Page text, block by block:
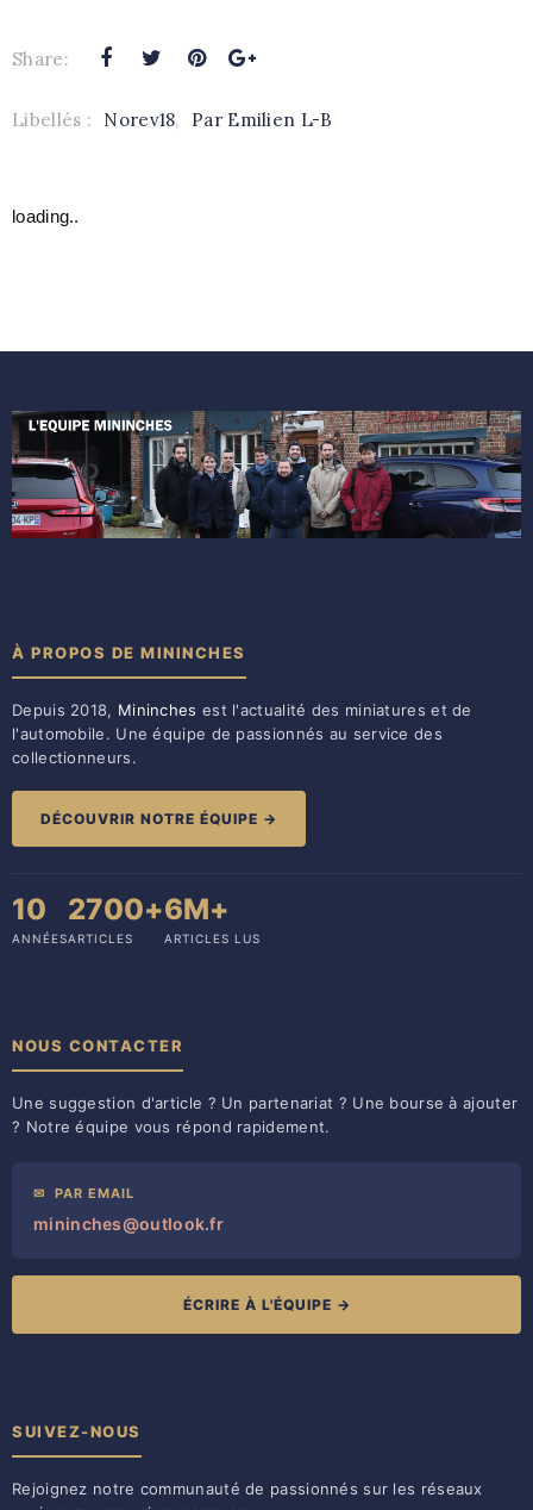
Share:
Libellés : Norev18, Par Emilien L-B
loading..
À PROPOS DE MININCHES
Depuis 2018, Mininches est l'actualité des miniatures et de
l'automobile. Une équipe de passionnés au service des
collectionneurs.
DÉCOUVRIR NOTRE ÉQUIPE →
10
ANNÉES
2700+
ARTICLES
6M+
ARTICLES LUS
NOUS CONTACTER
Une suggestion d'article ? Un partenariat ? Une bourse à ajouter
? Notre équipe vous répond rapidement.
✉ PAR EMAIL
mininches@outlook.fr
ÉCRIRE À L'ÉQUIPE →
SUIVEZ-NOUS
Rejoignez notre communauté de passionnés sur les réseaux